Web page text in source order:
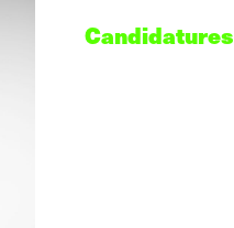
Candidatures